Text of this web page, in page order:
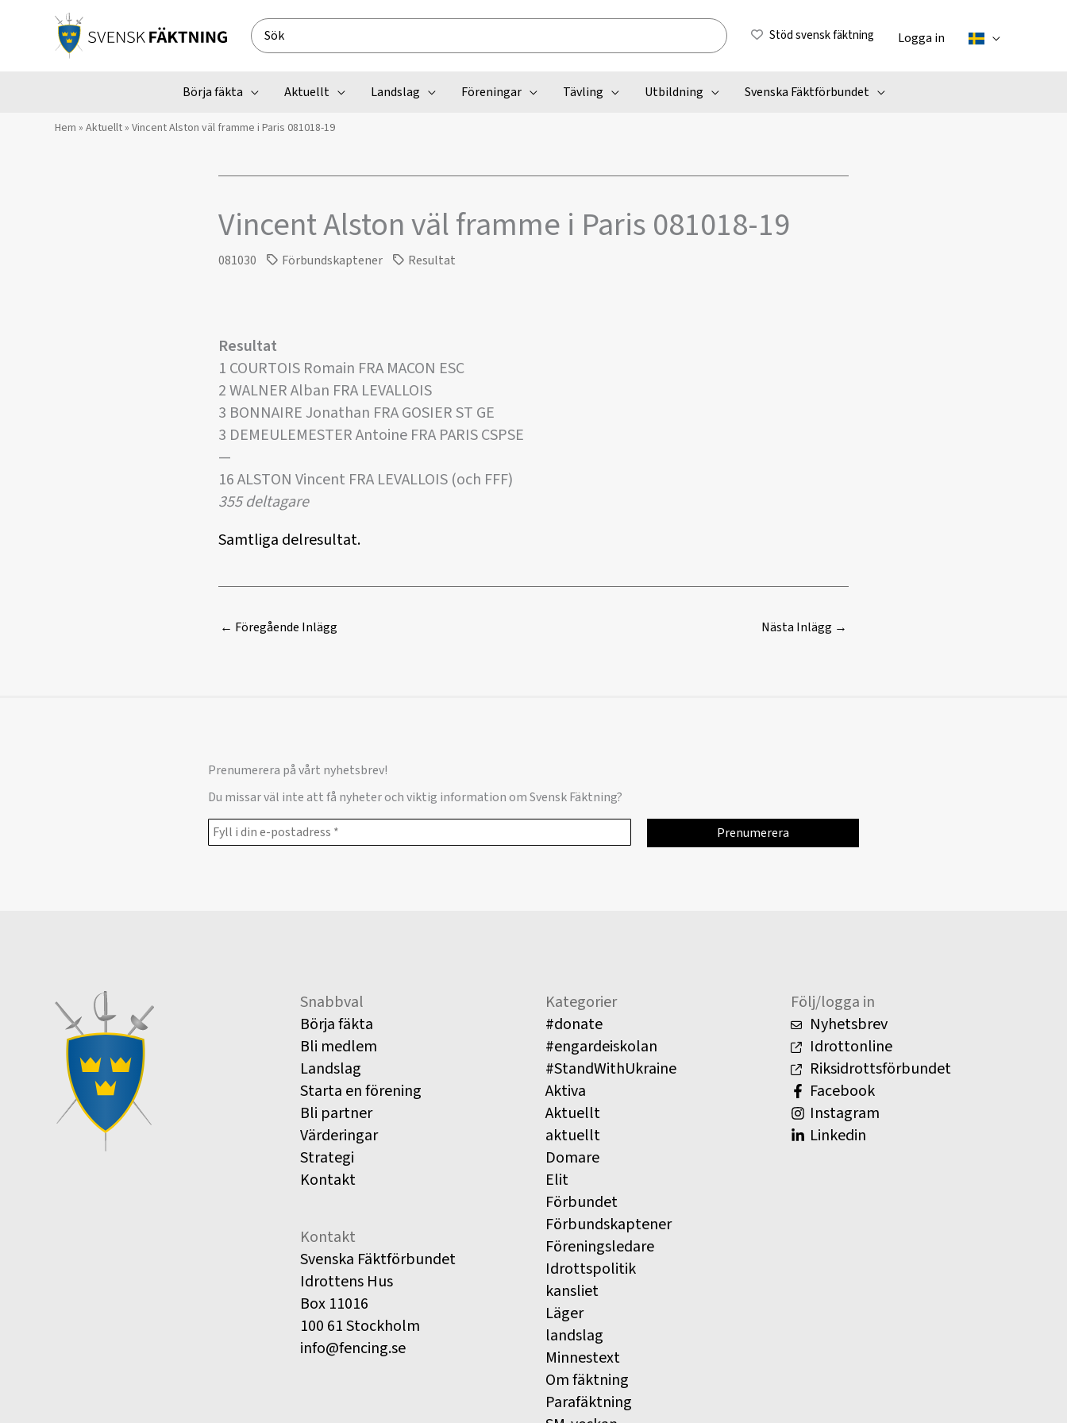
Search
for:
Stöd svensk fäktning Logga in
Börja fäkta Aktuellt Landslag Föreningar Tävling Utbildning Svenska Fäktförbundet
Hem » Aktuellt» Vincent Alston väl framme i Paris 081018-19
Vincent Alston väl framme i Paris 081018-19
081030 Förbundskaptener Resultat
Resultat
1 COURTOIS Romain FRA MACON ESC
2 WALNER Alban FRA LEVALLOIS
3 BONNAIRE Jonathan FRA GOSIER ST GE
3 DEMEULEMESTER Antoine FRA PARIS CSPSE
—
16 ALSTON Vincent FRA LEVALLOIS (och FFF)
355 deltagare
Samtliga delresultat.
← Föregående Inlägg Nästa Inlägg →
Prenumerera på vårt nyhetsbrev!
Du missar väl inte att få nyheter och viktig information om Svensk Fäktning?
Snabbval
Börja fäkta
Bli medlem
Landslag
Starta en förening
Bli partner
Värderingar
Strategi
Kontakt
Kontakt
Svenska Fäktförbundet
Idrottens Hus
Box 11016
100 61 Stockholm
info@fencing.se
Kategorier
#donate
#engardeiskolan
#StandWithUkraine
Aktiva
Aktuellt
aktuellt
Domare
Elit
Förbundet
Förbundskaptener
Föreningsledare
Idrottspolitik
kansliet
Läger
landslag
Minnestext
Om fäktning
Parafäktning
Följ/logga in
Nyhetsbrev
Idrottonline
Riksidrottsförbundet
Facebook
Instagram
Linkedin